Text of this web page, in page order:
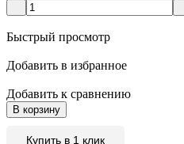
Быстрый просмотр
Добавить в избранное
Добавить к сравнению
В корзину
Купить в 1 клик